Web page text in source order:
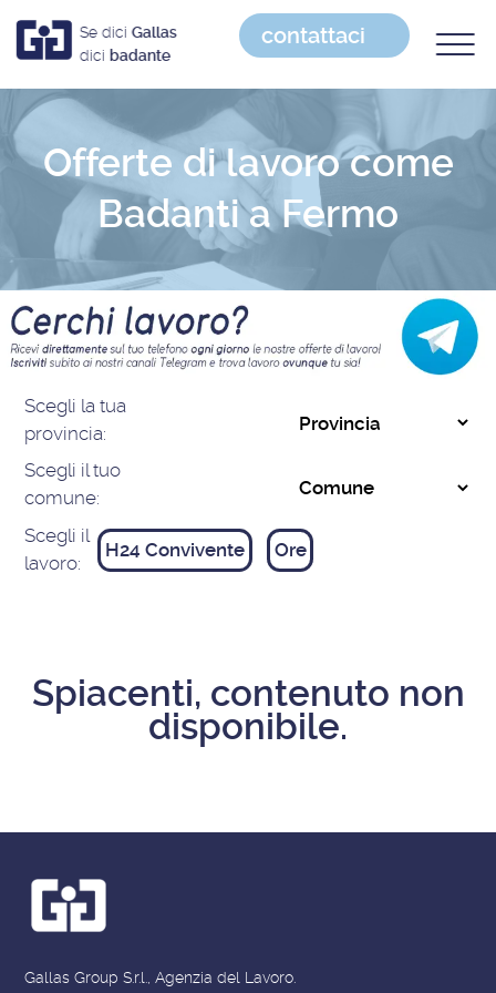
Se dici Gallas
dici badante
contattaci
Offerte di lavoro come
Badanti a Fermo
Scegli la tua
provincia:
Scegli il tuo
comune:
Scegli il
lavoro:
H24 Convivente Ore
Spiacenti, contenuto non
disponibile.
Gallas Group S.r.l., Agenzia del Lavoro.